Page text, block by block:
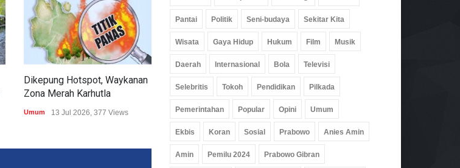
Dikepung Hotspot, Waykanan
Zona Merah Karhutla
Umum 13 Jul 2026, 377 Views
Aksi Bersihkan Curup Kereta
Umum 09 Jul 2026, 430 Views
Pantai Politik Seni-budaya Sekitar Kita
Wisata Gaya Hidup Hukum Film Musik
Daerah Internasional Bola Televisi
Selebritis Tokoh Pendidikan Pilkada
Pemerintahan Popular Opini Umum
Ekbis Koran Sosial Prabowo Anies Amin
Amin Pemilu 2024 Prabowo Gibran